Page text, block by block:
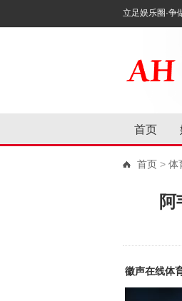
立足娱乐圈·争
首页
首页 > 体
徽声在线体